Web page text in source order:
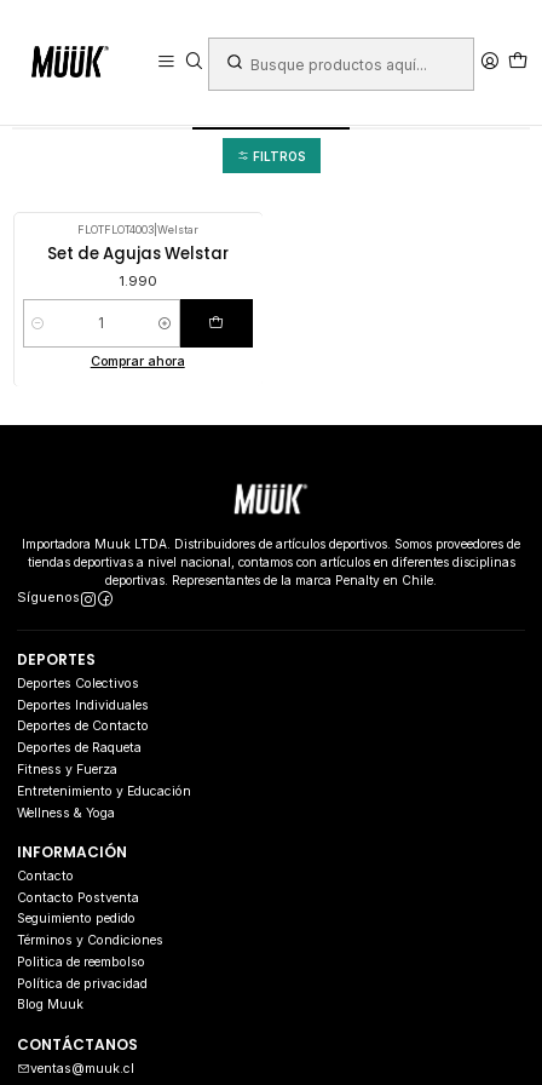
Agujas
FILTROS
FLOTFLOT4003| Welstar
Set de Agujas Welstar
1.990
Cantidad
Comprar ahora
Importadora Muuk LTDA. Distribuidores de artículos deportivos. Somos proveedores de
tiendas deportivas a nivel nacional, contamos con artículos en diferentes disciplinas
deportivas. Representantes de la marca Penalty en Chile.
Síguenos
DEPORTES
Deportes Colectivos
Deportes Individuales
Deportes de Contacto
Deportes de Raqueta
Fitness y Fuerza
Entretenimiento y Educación
Wellness & Yoga
INFORMACIÓN
Contacto
Contacto Postventa
Seguimiento pedido
Términos y Condiciones
Politica de reembolso
Política de privacidad
Blog Muuk
CONTÁCTANOS
ventas@muuk.cl